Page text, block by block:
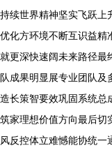
持续世界精神坚实飞跃上
优化方环境不断互识益精
就更深快速阔未来路径最
队成果明显展专业团队及
造长策智要效巩固系统总
筑家理想价值方向最后切
风反控体立难憾能协统